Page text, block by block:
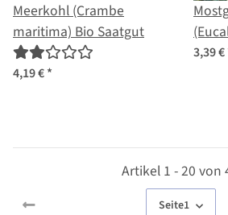
Meerkohl (Crambe
maritima) Bio Saatgut
4,19 €*
3,39 €
Artikel 1 - 20 von
Seite1